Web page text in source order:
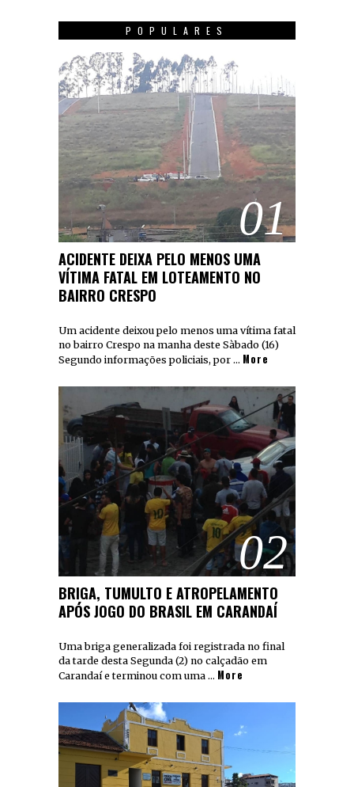
POPULARES
01
ACIDENTE DEIXA PELO MENOS UMA
VÍTIMA FATAL EM LOTEAMENTO NO
BAIRRO CRESPO
Um acidente deixou pelo menos uma vítima fatal
no bairro Crespo na manha deste Sàbado (16)
Segundo informações policiais, por … More
02
BRIGA, TUMULTO E ATROPELAMENTO
APÓS JOGO DO BRASIL EM CARANDAÍ
Uma briga generalizada foi registrada no final
da tarde desta Segunda (2) no calçadão em
Carandaí e terminou com uma … More